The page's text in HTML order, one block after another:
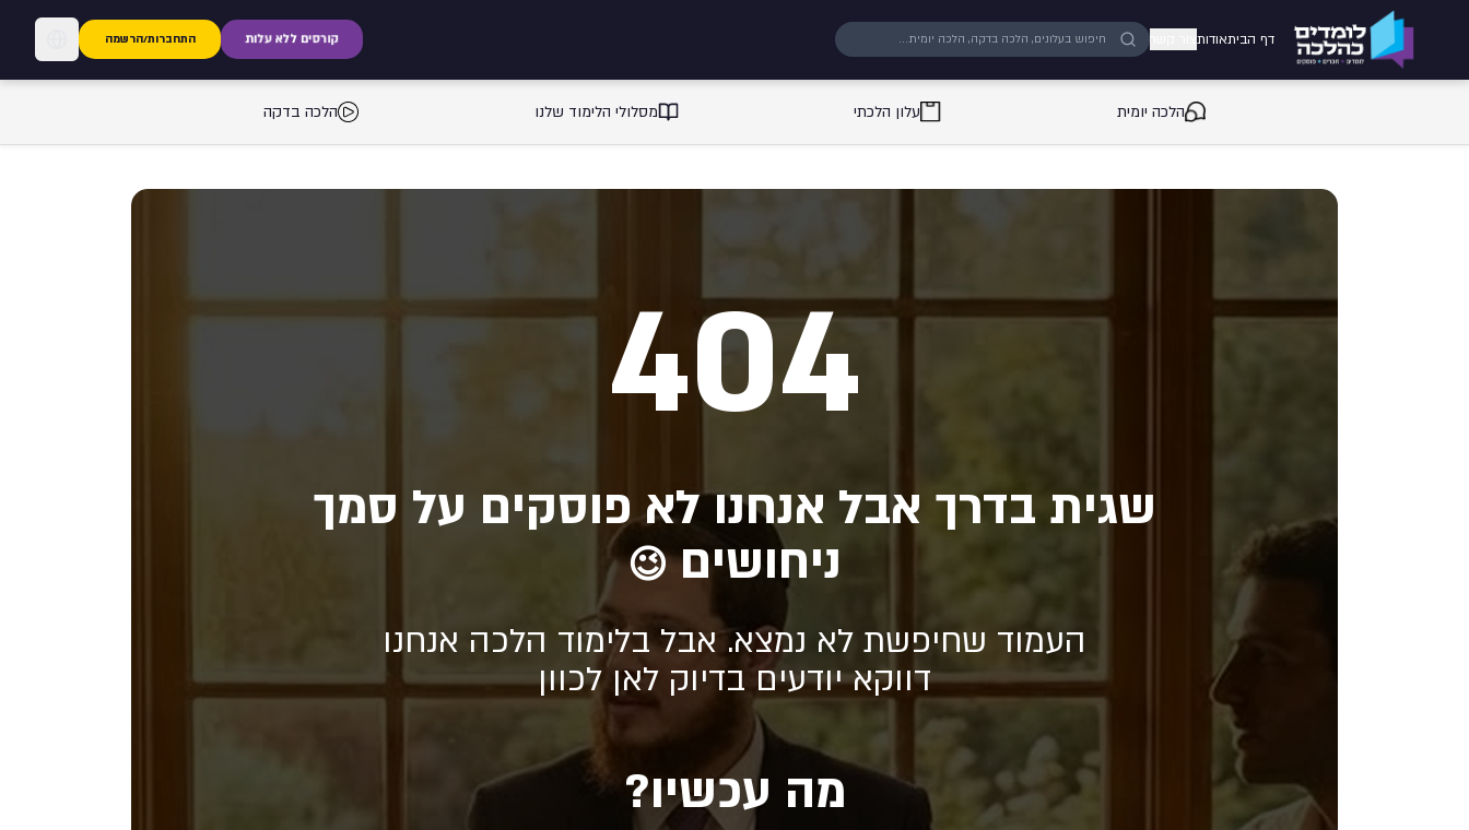
דילוג לתוכן המרכזי
דף הביתאודות צור קשר קורסים ללא עלות התחברות/הרשמה
הלכה יומית עלון הלכתי מסלולי הלימוד שלנו הלכה בדקה
404
שגית בדרך אבל אנחנו לא פוסקים על סמך
ניחושים😉
העמוד שחיפשת לא נמצא. אבל בלימוד הלכה אנחנו
דווקא יודעים בדיוק לאן לכוון
מה עכשיו?